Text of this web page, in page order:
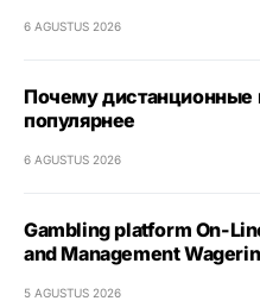
6 AGUSTUS 2026
Почему дистанционные
популярнее
6 AGUSTUS 2026
Gambling platform On-
and Management
5 AGUSTUS 2026